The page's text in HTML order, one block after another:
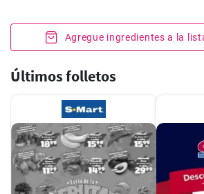
Agregue ingredientes a la
Últimos folletos